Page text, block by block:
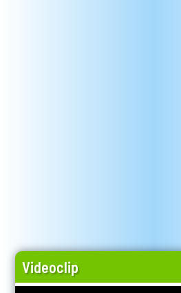
Videoclip